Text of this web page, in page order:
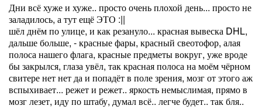
Дни всё хуже и хуже.. просто очень плохой день... просто не
заладилось, а тут ещё ЭТО :||
шёл днём по улице, и как резануло... красная вывеска DHL,
дальше больше, - красные фары, красный свеотофор, алая
полоса нашего флага, красные предметы вокруг, уже вроде
бы закрылся, глаза увёл, так красная полоса на моём чёрном
свитере нет нет да и попадёт в поле зрения, мозг от этого аж
вспыхивает... режет и режет.. яркость немыслимая, прямо в
мозг лезет, иду по штабу, думал всё.. легче будет.. так бля..